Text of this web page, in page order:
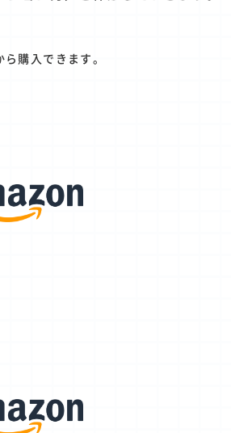
購入できます。